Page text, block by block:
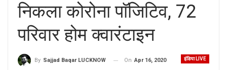
निकला कोरोना पाॅजिटिव, 72
परिवार होम क्वारंटाइन
इंडिया LIVE
By Sajjad Baqar LUCKNOW On Apr 16, 2020